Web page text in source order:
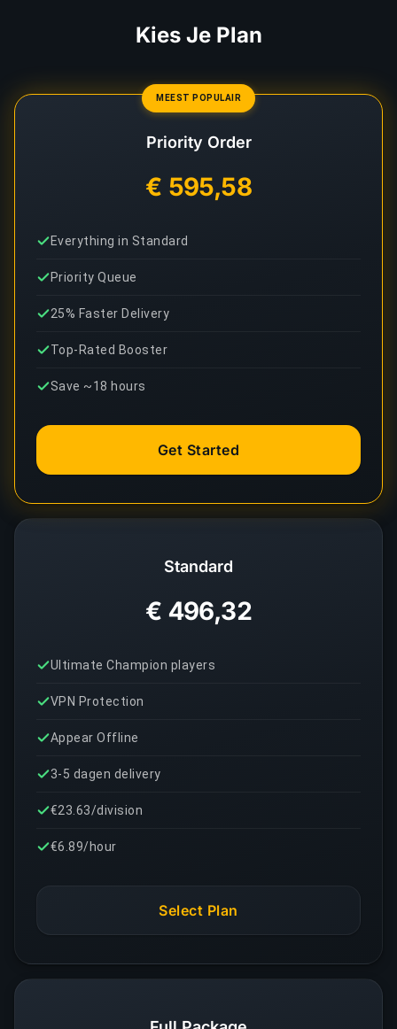
Kies Je Plan
Standard
€ 496,32
Ultimate Champion players
VPN Protection
Appear Offline
3-5 dagen delivery
€23.63/division
€6.89/hour
Select Plan
MEEST POPULAIR
Priority Order
€ 595,58
Everything in Standard
Priority Queue
25% Faster Delivery
Top-Rated Booster
Save ~18 hours
Get Started